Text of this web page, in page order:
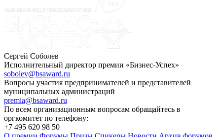
Сергей Соболев
Исполнительный директор премии «Бизнес-Успех»
sobolev@bsaward.ru
Вопросы участия предпринимателей и представителей
муниципальных администраций
premia@bsaward.ru
По всем организационным вопросам обращайтесь в
оргкомитет по телефону:
+7 495 620 98 50